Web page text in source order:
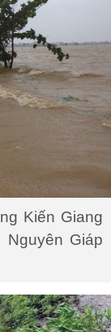
Kiến Giang
Giáp